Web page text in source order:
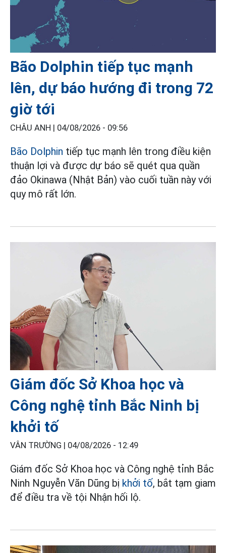
Bão Dolphin tiếp tục mạnh
lên, dự báo hướng đi trong 72
giờ tới
CHÂU ANH | 04/08/2026 - 09:56
Bão Dolphin tiếp tục mạnh lên trong điều kiện
thuận lợi và được dự báo sẽ quét qua quần
đảo Okinawa (Nhật Bản) vào cuối tuần này với
quy mô rất lớn.
Giám đốc Sở Khoa học và
Công nghệ tỉnh Bắc Ninh bị
khởi tố
VÂN TRƯỜNG | 04/08/2026 - 12:49
Giám đốc Sở Khoa học và Công nghệ tỉnh Bắc
Ninh Nguyễn Văn Dũng bị khởi tố, bắt tạm giam
để điều tra về tội Nhận hối lộ.